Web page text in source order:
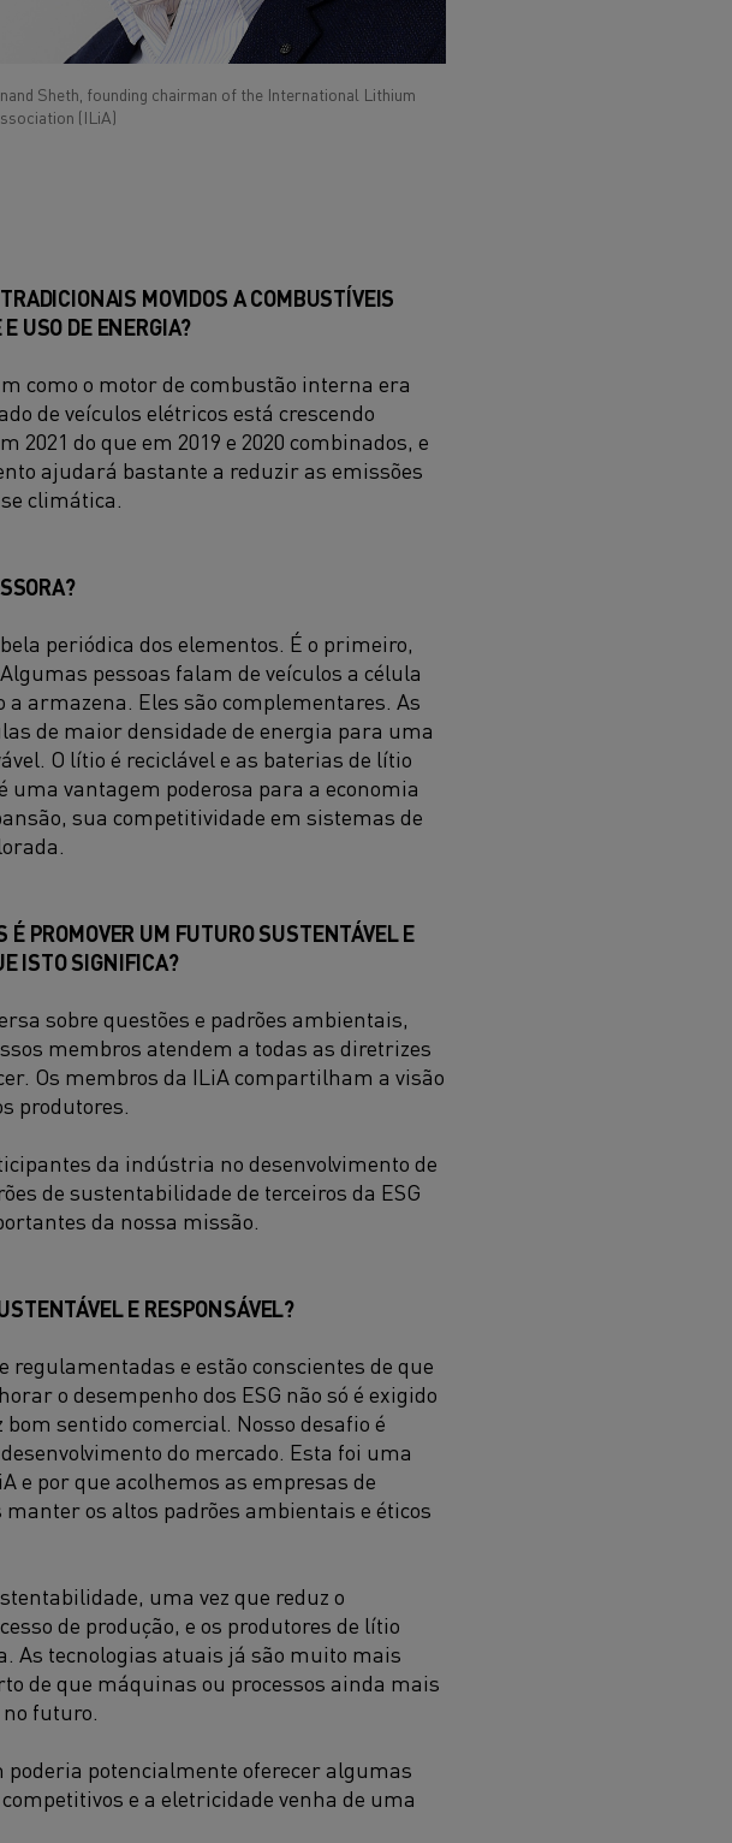
Sheth, founding chairman of the International Lithium
(ILiA)
MOVIDOS A COMBUSTÍVEIS
USO DE ENERGIA?
como o motor de combustão interna era
de veículos elétricos está crescendo
do que em 2019 e 2020 combinados, e
ajudará bastante a reduzir as emissões
climática.
periódica dos elementos. É o primeiro,
pessoas falam de veículos a célula
armazena. Eles são complementares. As
de maior densidade de energia para uma
O lítio é reciclável e as baterias de lítio
vantagem poderosa para a economia
sua competitividade em sistemas de
PROMOVER UM FUTURO SUSTENTÁVEL E
ISTO SIGNIFICA?
sobre questões e padrões ambientais,
membros atendem a todas as diretrizes
Os membros da ILiA compartilham a visão
produtores.
da indústria no desenvolvimento de
de sustentabilidade de terceiros da ESG
da nossa missão.
E RESPONSÁVEL?
e estão conscientes de que
o desempenho dos ESG não só é exigido
sentido comercial. Nosso desafio é
do mercado. Esta foi uma
e por que acolhemos as empresas de
os altos padrões ambientais e éticos
uma vez que reduz o
de produção, e os produtores de lítio
As tecnologias atuais já são muito mais
de que máquinas ou processos ainda mais
futuro.
potencialmente oferecer algumas
e a eletricidade venha de uma